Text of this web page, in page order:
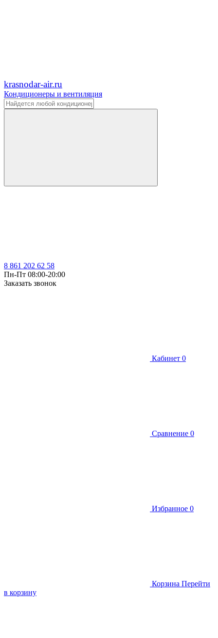
krasnodar-air.ru
Кондиционеры и вентиляция
8 861 202 62 58
Пн-Пт 08:00-20:00
Заказать звонок
Кабинет 0
Сравнение 0
Избранное 0
Корзина Перейти
в корзину